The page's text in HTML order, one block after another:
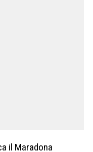
il Maradona